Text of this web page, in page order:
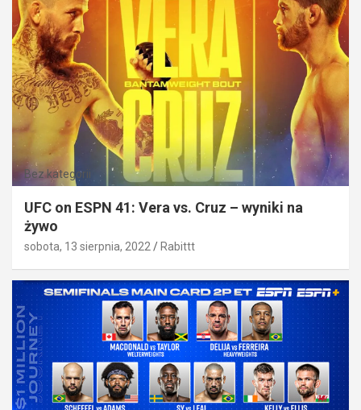
Bez kategorii
UFC on ESPN 41: Vera vs. Cruz – wyniki na
żywo
sobota, 13 sierpnia, 2022 Rabittt